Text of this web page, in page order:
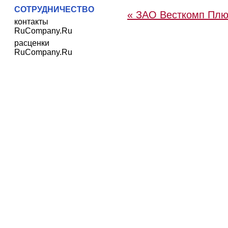
СОТРУДНИЧЕСТВО
контакты
RuCompany.Ru
расценки
RuCompany.Ru
« ЗАО Весткомп